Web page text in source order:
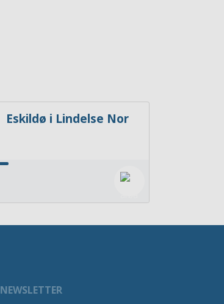
Eskildø i Lindelse Nor
NEWSLETTER